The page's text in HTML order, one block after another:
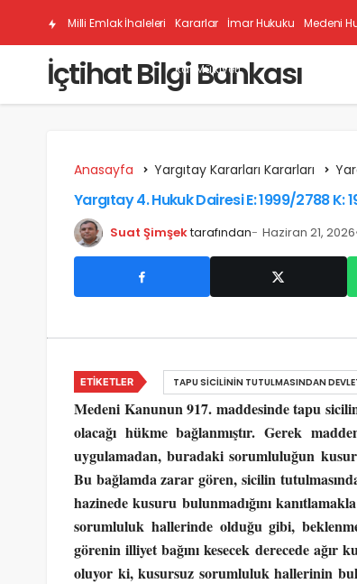
Milli Emlak İhaleleri Kararlar İmar Hukuku Medeni
Kat Mülkiyeti
İçtihat Bilgi Bankası
Anasayfa Yargıtay Kararları Kararları
Yargıtay 4. Hukuk Dairesi E: 1999/2788 K:
Suat Şimşektarafından Haziran 21, 2026
Medeni Kanunun 917. maddesinde tapu
olacağı hükme bağlanmıştır. Gerek
uygulamadan, buradaki sorumluluğun
Bu bağlamda zarar gören, sicilin
hazinede kusuru bulunmadığını
sorumluluk hallerinde olduğu gibi,
görenin illiyet bağını kesecek derecede
oluyor ki, kusursuz sorumluluk hallerinin
ETIKETLER TAPU SICILININ TUTULMASINDAN